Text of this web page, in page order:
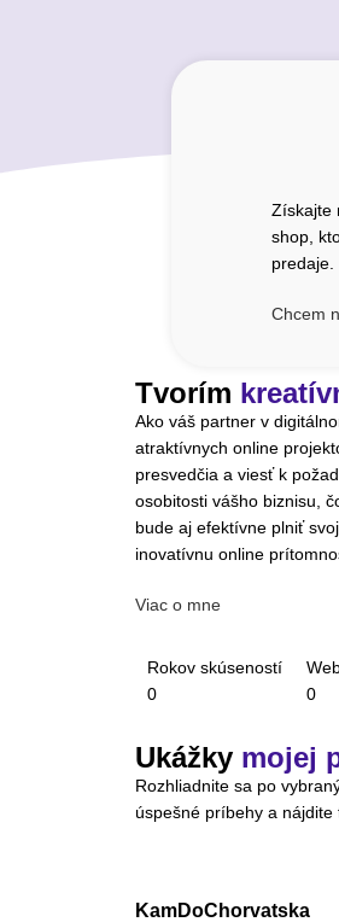
Získajte
shop,
predaje.
Chcem
Tvorím
Ako váš partner v
atraktívnych online
presvedčia a viesť k
osobitosti vášho biznisu,
bude aj efektívne plniť
inovatívnu online
Viac o mne
Rokov skúseností
0
0
Ukážky mojej
Rozhliadnite sa po
úspešné príbehy a
KamDoChorvatska